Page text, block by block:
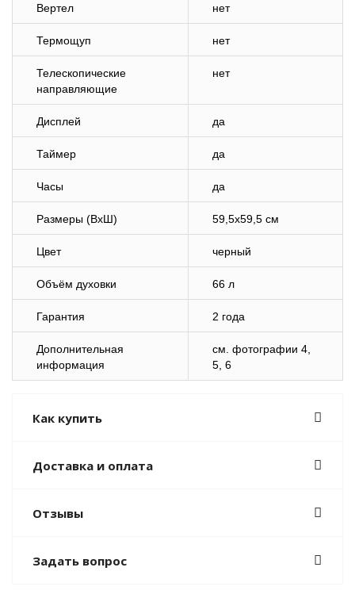
Вертел нет
Термощуп нет
Телескопические
направляющие
нет
Дисплей да
Таймер да
Часы да
Размеры (ВхШ) 59,5х59,5 см
Цвет черный
Объём духовки 66 л
Гарантия 2 года
Дополнительная
информация
cм. фотографии 4,
5, 6
Как купить
Доставка и оплата
Отзывы
Задать вопрос